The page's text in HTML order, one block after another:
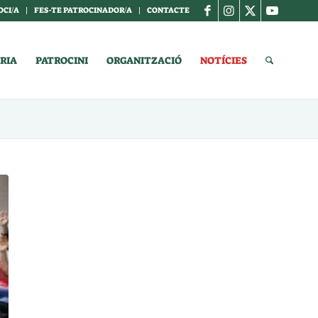
A FES-TE PATROCINADOR/A CONTACTE
PATROCINI ORGANITZACIÓ NOTÍCIES